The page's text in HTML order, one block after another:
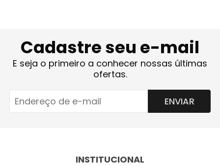
Cadastre seu e-mail
E seja o primeiro a conhecer nossas últimas
ofertas.
ENVIAR
INSTITUCIONAL